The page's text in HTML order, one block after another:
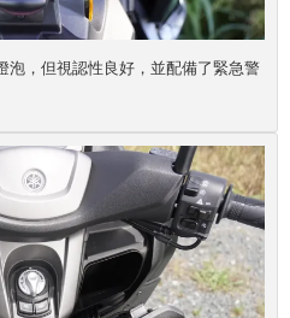
泡，但視認性良好，並配備了緊急警